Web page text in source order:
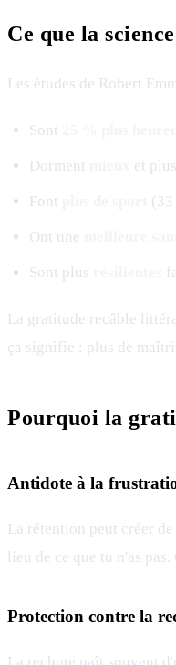
Ce que la
Les études de Robert
Sont
Dorment et
Font
Ont une
Sont plus
La gratitude recâble
ça signifie : plus de
Pourquoi la
Antidote à la
La rétention peut créer
lieu de ce que tu n'as
Protection contre la